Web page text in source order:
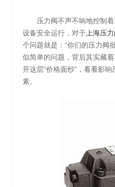
压力阀不声不响地控制
设备安全运行，对于 上海压
个问题就是：“你们的压力阀
似简单的问题，背后其实藏
开这层“价格面纱”，看看影
素。